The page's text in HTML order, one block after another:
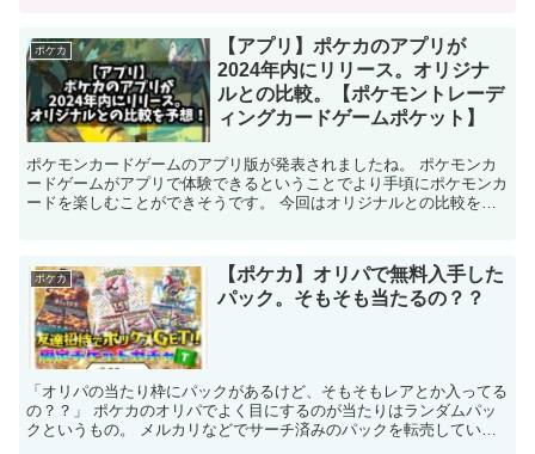
ポケカ
【アプリ】ポケカのアプリが
2024年内にリリース。オリジナ
ルとの比較。【ポケモントレーデ
ィングカードゲームポケット】
ポケモンカードゲームのアプリ版が発表されましたね。 ポケモンカ
ードゲームがアプリで体験できるということでより手頃にポケモンカ
ードを楽しむことができそうです。 今回はオリジナルとの比較を簡
ポケカ
【ポケカ】オリパで無料入手した
パック。そもそも当たるの？？
「オリパの当たり枠にパックがあるけど、そもそもレアとか入ってる
の？？」 ポケカのオリパでよく目にするのが当たりはランダムパッ
クというもの。 メルカリなどでサーチ済みのパックを転売している